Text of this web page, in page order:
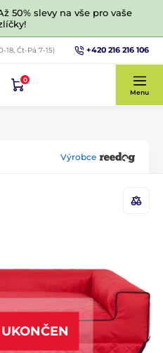
50% slevy na vše pro vaše
18, Čt-Pá 7-15) +420 216 216 106
0
Menu
Výrobce